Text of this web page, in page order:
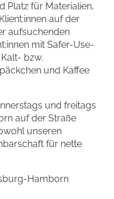
Platz für Materialien,
auf der
aufsuchenden
mit Safer-Use-
bzw.
und Kaffee
und freitags
auf der Straße
unseren
für nette
Hamborn